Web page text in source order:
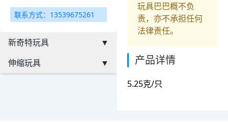
联系方式：13539675261
新奇特玩具
▼
伸缩玩具
▼
玩具巴巴概不负
责，亦不承担任何
法律责任。
产品详情
5.25克/只